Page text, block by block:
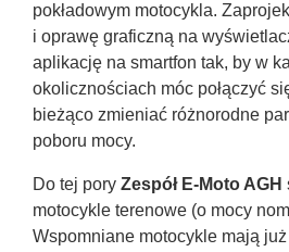
pokładowym motocykla.
i oprawę graficzną na
aplikację na smartfon tak, by w
okolicznościach móc połączyć
bieżąco zmieniać różnorodne
poboru mocy.
Do tej pory Zespół E-Moto AGH
motocykle terenowe (o mocy
Wspomniane motocykle mają